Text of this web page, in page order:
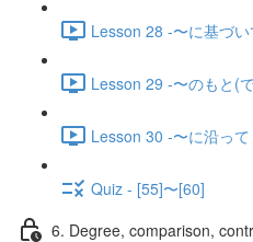
Lesson 28 -〜に基づ
Lesson 29 -〜のもと(
Lesson 30 -〜に沿っ
Quiz - [55]〜[60]
6. Degree, comparison,